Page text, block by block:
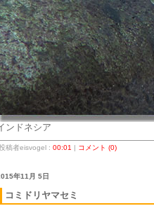
ンドネシア
稿者eisvogel : 00:01 | コメント (0)
年11月 5日
コミドリヤマセミ